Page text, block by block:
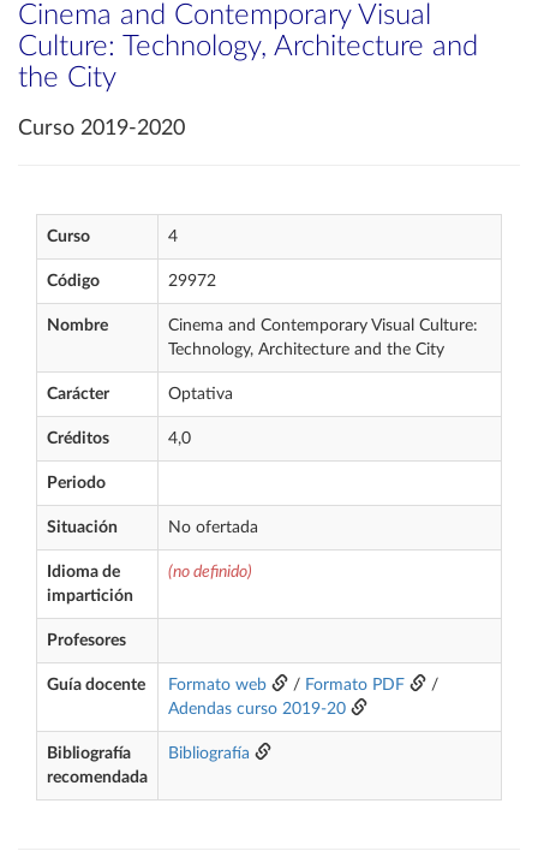
Cinema and Contemporary Visual
Culture: Technology, Architecture and
the City
Curso 2019-2020
Curso 4
Código 29972
Nombre
Cinema and Contemporary Visual Culture:
Technology, Architecture and the City
Carácter Optativa
Créditos 4,0
Periodo
Situación No ofertada
Idioma de
impartición
(no definido)
Profesores
Guía docente Formato web / Formato PDF
/
Adendas curso 2019-20
Bibliografía
recomendada
Bibliografía